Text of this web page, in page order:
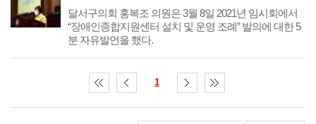
달서구의회 홍복조 의원은 3월 8일 2021년 임시회에서
“장애인종합지원센터 설치 및 운영 조례” 발의에 대한 5
분 자유발언을 했다.
1